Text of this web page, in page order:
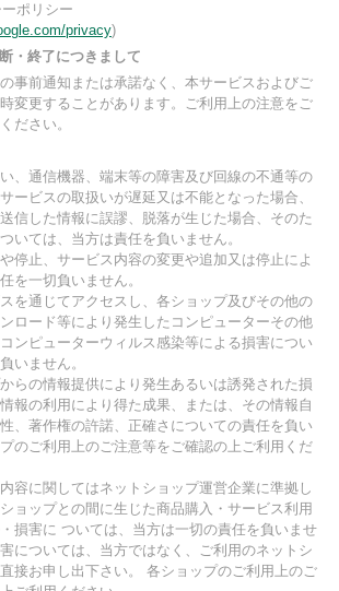
ポリシー
privacy)
・終了につきまして
事前通知または承諾なく、本サービスおよびご
変更することがあります。ご利用上の注意をご
ださい。
、通信機器、端末等の障害及び回線の不通等の
ービスの取扱いが遅延又は不能となった場合、
信した情報に誤謬、脱落が生じた場合、そのた
いては、当方は責任を負いません。
停止、サービス内容の変更や追加又は停止によ
を一切負いません。
を通じてアクセスし、各ショップ及びその他の
ロード等により発生したコンピューターその他
ンピューターウィルス感染等による損害につい
いません。
らの情報提供により発生あるいは誘発された損
報の利用により得た成果、または、その情報自
、著作権の許諾、正確さについての責任を負い
のご利用上のご注意等をご確認の上ご利用くだ
容に関してはネットショップ運営企業に準拠し
ョップとの間に生じた商品購入・サービス利用
損害に ついては、当方は一切の責任を負いませ
については、当方ではなく、ご利用のネットシ
接お申し出下さい。 各ショップのご利用上のご